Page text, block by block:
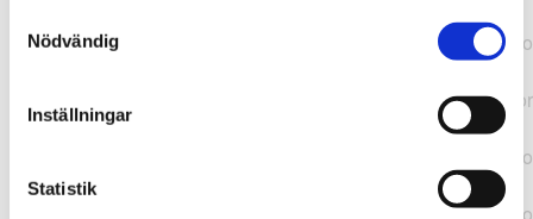
Nödvändig
Inställningar
Statistik
(https://webshop.pressbyran.se/_next/static/chunks/
https://webshop.pressbyran.se/_next/static/chunks/
b241200379730ac0.js:1:167872 at uI
(https://webshop.pressbyran.se/_next/static/chunks/
b241200379730ac0.js:1:167879) at uE
(https://webshop.pressbyran.se/_next/static/chunks/